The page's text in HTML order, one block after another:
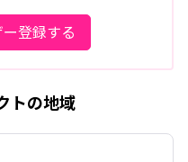
登録する
トの地域